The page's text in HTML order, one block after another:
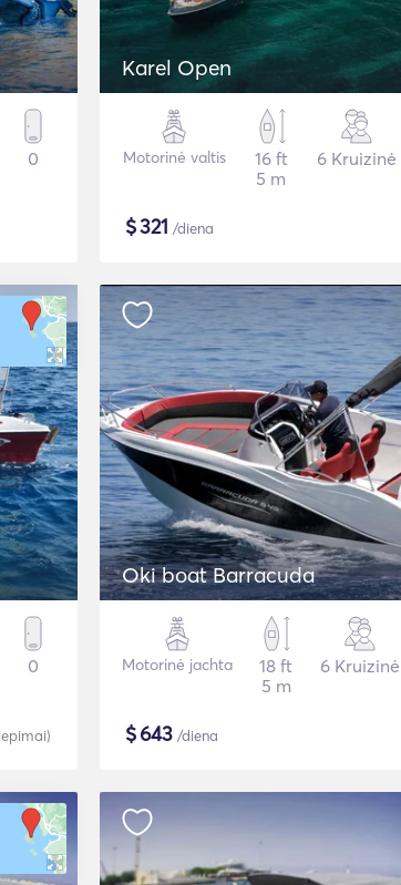
0
Karel Open
Motorinė valtis
16 ft
5 m
6 Kruizinė
$321 /diena
0
)
Oki boat Barracuda
Motorinė jachta
18 ft
5 m
6 Kruizinė
$643 /diena